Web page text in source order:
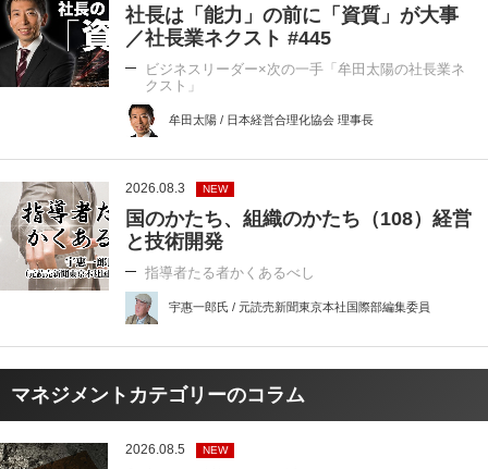
社長は「能力」の前に「資質」が大事
／社長業ネクスト #445
ビジネスリーダー×次の一手「牟田太陽の社長業ネ
クスト」
牟田太陽 / 日本経営合理化協会 理事長
2026.08.3 NEW
国のかたち、組織のかたち（108）経営
と技術開発
指導者たる者かくあるべし
宇惠一郎氏 / 元読売新聞東京本社国際部編集委員
マネジメントカテゴリーのコラム
2026.08.5 NEW